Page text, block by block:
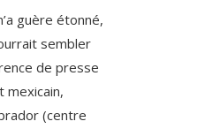
guère étonné,
sembler
de presse
mexicain,
(centre